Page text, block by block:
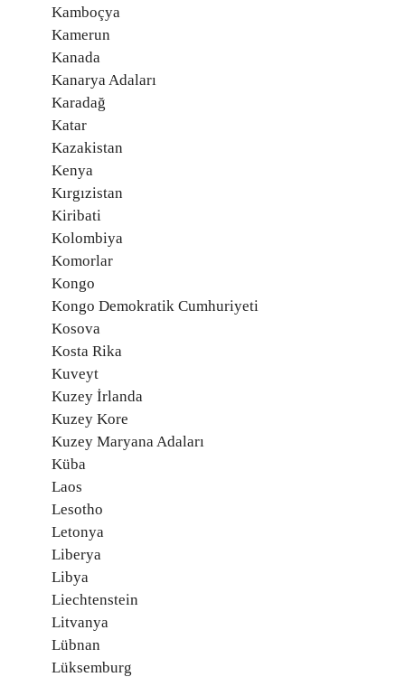
Kamboçya
Kamerun
Kanada
Kanarya Adaları
Karadağ
Katar
Kazakistan
Kenya
Kırgızistan
Kiribati
Kolombiya
Komorlar
Kongo
Kongo Demokratik Cumhuriyeti
Kosova
Kosta Rika
Kuveyt
Kuzey İrlanda
Kuzey Kore
Kuzey Maryana Adaları
Küba
Laos
Lesotho
Letonya
Liberya
Libya
Liechtenstein
Litvanya
Lübnan
Lüksemburg